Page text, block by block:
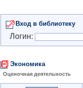
Вход в библиотеку
Логин:
Экономика
Оценочная деятельность